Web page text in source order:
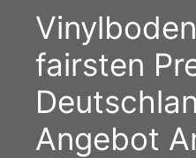
springenfairsten
Angebot